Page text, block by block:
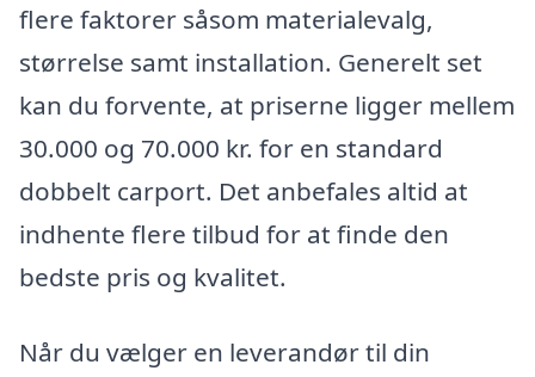
flere faktorer såsom materialevalg,
størrelse samt installation. Generelt set
kan du forvente, at priserne ligger mellem
30.000 og 70.000 kr. for en standard
dobbelt carport. Det anbefales altid at
indhente flere tilbud for at finde den
bedste pris og kvalitet.
Når du vælger en leverandør til din